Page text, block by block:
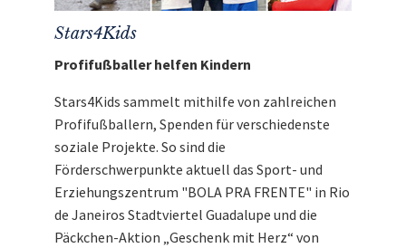
Stars4Kids
Profifußballer helfen Kindern
Stars4Kids sammelt mithilfe von zahlreichen
Profifußballern, Spenden für verschiedenste
soziale Projekte. So sind die
Förderschwerpunkte aktuell das Sport- und
Erziehungszentrum "BOLA PRA FRENTE" in Rio
de Janeiros Stadtviertel Guadalupe und die
Päckchen-Aktion „Geschenk mit Herz“ von